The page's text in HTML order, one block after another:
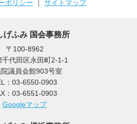
ポリシー ｜ サイトマップ
げふみ 国会事務所
〒100-8962
千代田区永田町2-1-1
議員会館903号室
：03-6550-0903
：03-6551-0903
Googleマップ